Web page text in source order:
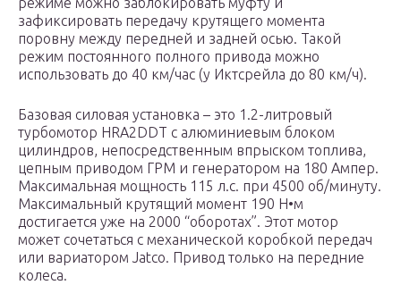
зафиксировать передачу крутящего момента
поровну между передней и задней осью. Такой
режим постоянного полного привода можно
использовать до 40 км/час (у Иктсрейла до 80 км/ч).
Базовая силовая установка – это 1.2-литровый
турбомотор HRA2DDT с алюминиевым блоком
цилиндров, непосредственным впрыском топлива,
цепным приводом ГРМ и генератором на 180 Ампер.
Максимальная мощность 115 л.с. при 4500 об/минуту.
Максимальный крутящий момент 190 Н•м
достигается уже на 2000 “оборотах”. Этот мотор
может сочетаться с механической коробкой передач
или вариатором Jatco. Привод только на передние
колеса.